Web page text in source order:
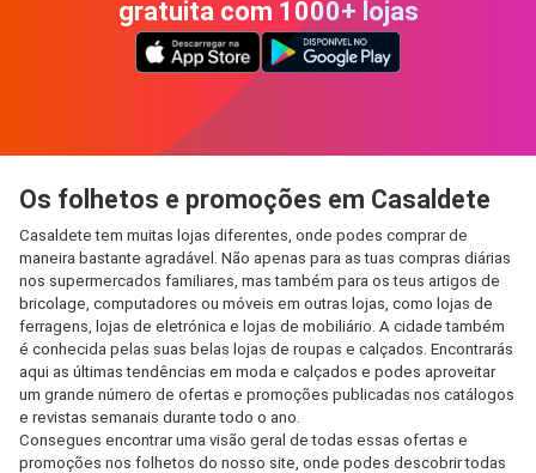
gratuita com 1000+ lojas
Os folhetos e promoções em Casaldete
Casaldete tem muitas lojas diferentes, onde podes comprar de
maneira bastante agradável. Não apenas para as tuas compras diárias
nos supermercados familiares, mas também para os teus artigos de
bricolage, computadores ou móveis em outras lojas, como lojas de
ferragens, lojas de eletrónica e lojas de mobiliário. A cidade também
é conhecida pelas suas belas lojas de roupas e calçados. Encontrarás
aqui as últimas tendências em moda e calçados e podes aproveitar
um grande número de ofertas e promoções publicadas nos catálogos
e revistas semanais durante todo o ano.
Consegues encontrar uma visão geral de todas essas ofertas e
promoções nos folhetos do nosso site, onde podes descobrir todas